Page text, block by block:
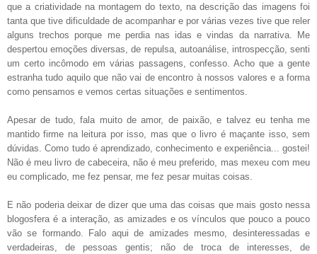
que a criatividade na montagem do texto, na descrição das imagens foi
tanta que tive dificuldade de acompanhar e por várias vezes tive que reler
alguns trechos porque me perdia nas idas e vindas da narrativa. Me
despertou emoções diversas, de repulsa, autoanálise, introspecção, senti
um certo incômodo em várias passagens, confesso. Acho que a gente
estranha tudo aquilo que não vai de encontro à nossos valores e a forma
como pensamos e vemos certas situações e sentimentos.
Apesar de tudo, fala muito de amor, de paixão, e talvez eu tenha me
mantido firme na leitura por isso, mas que o livro é maçante isso, sem
dúvidas. Como tudo é aprendizado, conhecimento e experiência... gostei!
Não é meu livro de cabeceira, não é meu preferido, mas mexeu com meu
eu complicado, me fez pensar, me fez pesar muitas coisas.
E não poderia deixar de dizer que uma das coisas que mais gosto nessa
blogosfera é a interação, as amizades e os vínculos que pouco a pouco
vão se formando. Falo aqui de amizades mesmo, desinteressadas e
verdadeiras, de pessoas gentis; não de troca de interesses, de